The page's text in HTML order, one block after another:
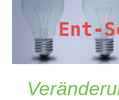
Ent-